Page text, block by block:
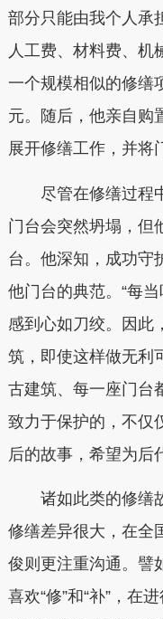
部分只能由我个人承
人工费、材料费、机
一个规模相似的修缮
元。随后，他亲自购
展开修缮工作，并将
尽管在修缮过程
门台会突然坍塌，但
台。他深知，成功守
他门台的典范。“每
感到心如刀绞。因此
筑，即使这样做无利
古建筑、每一座门台
致力于保护的，不仅
后的故事，希望为后
诸如此类的修缮
修缮差异很大，在全
俊则更注重沟通。譬
喜欢“修”和“补”，在